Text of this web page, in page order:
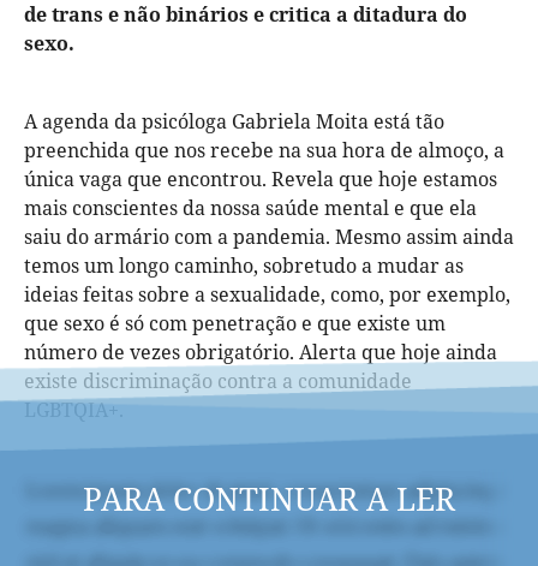
de trans e não binários e critica a ditadura do
sexo.
A agenda da psicóloga Gabriela Moita está tão
preenchida que nos recebe na sua hora de almoço, a
única vaga que encontrou. Revela que hoje estamos
mais conscientes da nossa saúde mental e que ela
saiu do armário com a pandemia. Mesmo assim ainda
temos um longo caminho, sobretudo a mudar as
ideias feitas sobre a sexualidade, como, por exemplo,
que sexo é só com penetração e que existe um
número de vezes obrigatório. Alerta que hoje ainda
existe discriminação contra a comunidade
LGBTQIA+.
PARA CONTINUAR A LER